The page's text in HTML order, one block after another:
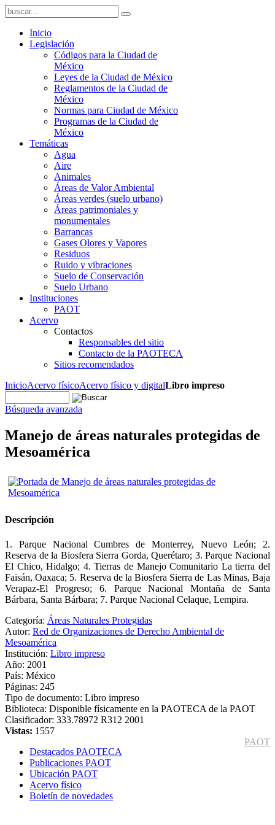
Inicio
Legislación
Códigos para la Ciudad de
México
Leyes de la Ciudad de México
Reglamentos de la Ciudad de
México
Normas para Ciudad de México
Programas de la Ciudad de
México
Temáticas
Agua
Aire
Animales
Áreas de Valor Ambiental
Áreas verdes (suelo urbano)
Áreas patrimoniales y
monumentales
Barrancas
Gases Olores y Vapores
Residuos
Ruido y vibraciones
Suelo de Conservación
Suelo Urbano
Instituciones
PAOT
Acervo
Contactos
Responsables del sitio
Contacto de la PAOTECA
Sitios recomendados
InicioAcervo físicoAcervo físico y digitalLibro impreso
Búsqueda avanzada
Manejo de áreas naturales protegidas de
Mesoamérica
Descripción
1. Parque Nacional Cumbres de Monterrey, Nuevo León; 2.
Reserva de la Biosfera Sierra Gorda, Querétaro; 3. Parque Nacional
El Chico, Hidalgo; 4. Tierras de Manejo Comunitario La tierra del
Faisán, Oaxaca; 5. Reserva de la Biosfera Sierra de Las Minas, Baja
Verapaz-El Progreso; 6. Parque Nacional Montaña de Santa
Bárbara, Santa Bárbara; 7. Parque Nacional Celaque, Lempira.
Categoría: Áreas Naturales Protegidas
Autor: Red de Organizaciones de Derecho Ambiental de
Mesoamérica
Institución: Libro impreso
Año: 2001
País: México
Páginas: 245
Tipo de documento: Libro impreso
Biblioteca: Disponible físicamente en la PAOTECA de la PAOT
Clasificador: 333.78972 R312 2001
Vistas: 1557
PAOT
Destacados PAOTECA
Publicaciones PAOT
Ubicación PAOT
Acervo físico
Boletín de novedades